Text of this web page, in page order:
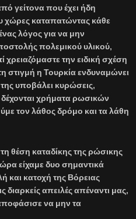
γείτονα που έχει ήδη
χώρες καταπατώντας κάθε
λόγος για να μην
πολεμικού υλικού,
χρειαζόμαστε την ειδική σχέση
στιγμή η Τουρκία ενδυναμώνει
υποβάλει κυρώσεις,
δέχονται χρήματα ρωσικών
τον λάθος δρόμο και τα λάθη
θέση καταδίκης της ρώσικης
είχαμε δυο σημαντικά
και κατοχή της Βόρειας
διαρκείς απειλές απέναντι μας,
να μην τα